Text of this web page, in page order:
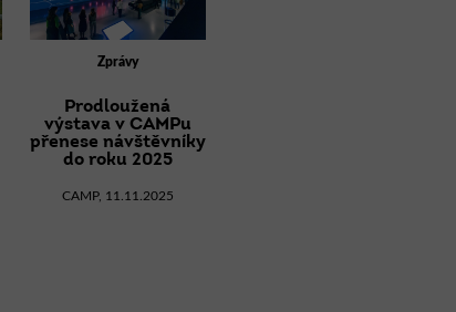
Zprávy
Prodloužená
výstava v CAMPu
přenese návštěvníky
do roku 2025
CAMP, 11.11.2025